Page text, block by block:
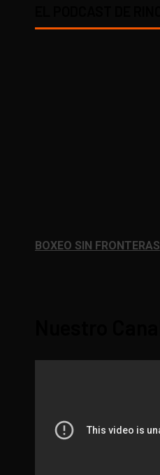
BOXEO SIN FRONTERAS